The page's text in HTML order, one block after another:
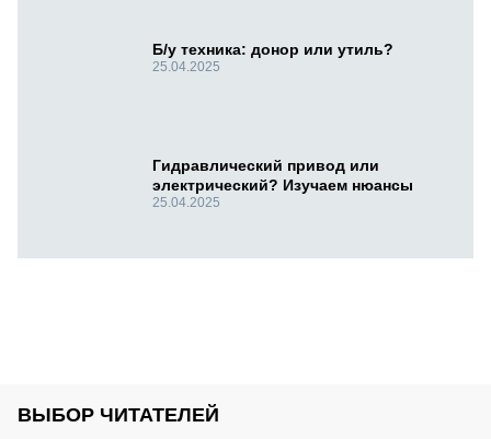
Б/у техника: донор или утиль?
25.04.2025
Гидравлический привод или
электрический? Изучаем нюансы
25.04.2025
ВЫБОР ЧИТАТЕЛЕЙ